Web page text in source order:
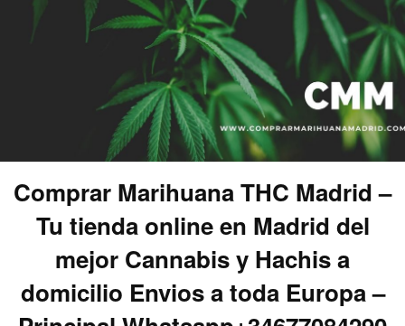
Comprar Marihuana THC Madrid –
Tu tienda online en Madrid del
mejor Cannabis y Hachis a
domicilio Envios a toda Europa –